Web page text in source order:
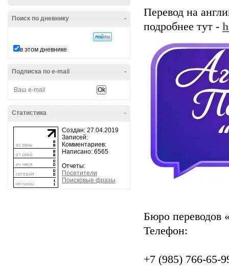
-
Поиск по дневнику
в этом дневнике
-
Подписка по e-mail
-
Статистика
Создан: 27.04.2019
Записей:
Комментариев:
Написано: 6565
Отчеты:
Посетители
Поисковые фразы
Перевод на
подробнее тут -
Бюро
Телефон:
+7 (985) 766-65-